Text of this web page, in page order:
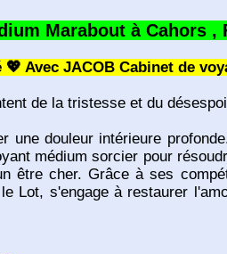
Marabout à Cahors ,
Avec JACOB Cabinet de
de la tristesse et du
une douleur intérieure
médium sorcier pour
être cher. Grâce à ses
Lot, s'engage à restaurer